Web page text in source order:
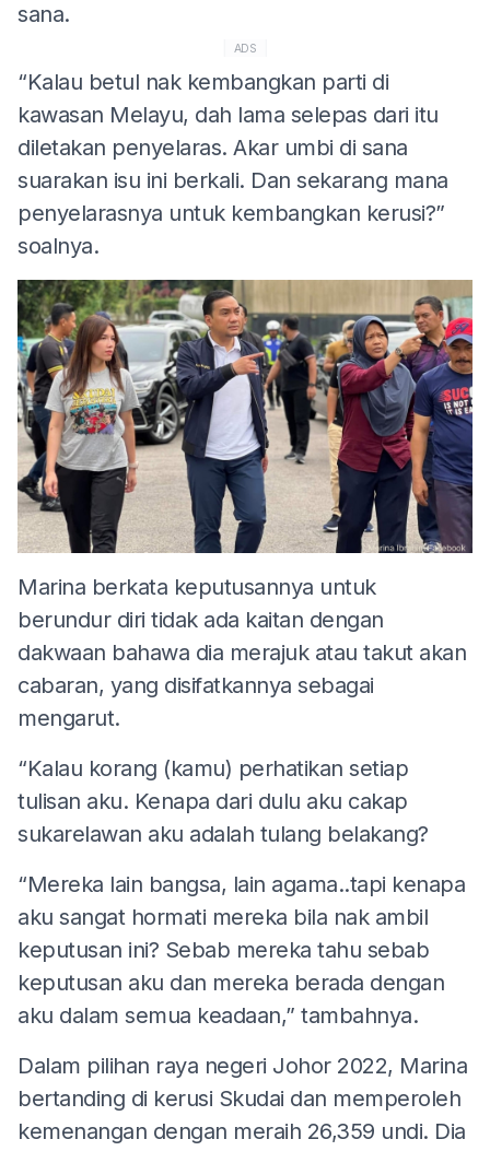
sana.
ADS
“Kalau betul nak kembangkan parti di
kawasan Melayu, dah lama selepas dari itu
diletakan penyelaras. Akar umbi di sana
suarakan isu ini berkali. Dan sekarang mana
penyelarasnya untuk kembangkan kerusi?”
soalnya.
Marina berkata keputusannya untuk
berundur diri tidak ada kaitan dengan
dakwaan bahawa dia merajuk atau takut akan
cabaran, yang disifatkannya sebagai
mengarut.
“Kalau korang (kamu) perhatikan setiap
tulisan aku. Kenapa dari dulu aku cakap
sukarelawan aku adalah tulang belakang?
“Mereka lain bangsa, lain agama..tapi kenapa
aku sangat hormati mereka bila nak ambil
keputusan ini? Sebab mereka tahu sebab
keputusan aku dan mereka berada dengan
aku dalam semua keadaan,” tambahnya.
Dalam pilihan raya negeri Johor 2022, Marina
bertanding di kerusi Skudai dan memperoleh
kemenangan dengan meraih 26,359 undi. Dia